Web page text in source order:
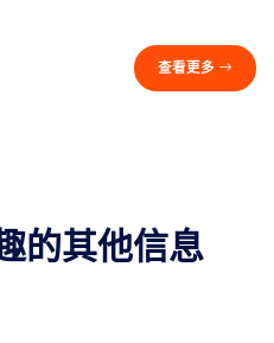
查看更多
的其他信息